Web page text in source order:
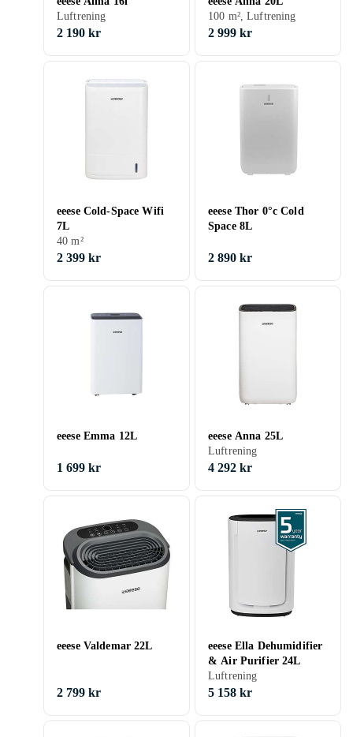
Luftrening
2 190 kr
100 m², Luftrening
2 999 kr
eeese Cold-Space Wifi
7L
40 m²
2 399 kr
eeese Thor 0°c Cold
Space 8L
2 890 kr
eeese Emma 12L
1 699 kr
eeese Anna 25L
Luftrening
4 292 kr
eeese Valdemar 22L
2 799 kr
eeese Ella Dehumidifier
& Air Purifier 24L
Luftrening
5 158 kr